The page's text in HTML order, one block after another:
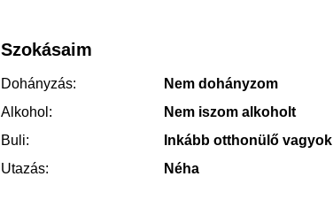
Szokásaim
Dohányzás:
Nem dohányzom
Alkohol:
Nem iszom alkoholt
Buli:
Inkább otthonülő vagyok
Utazás:
Néha